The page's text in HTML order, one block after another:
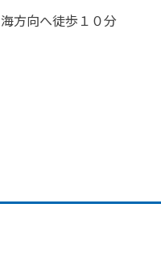
海方向へ徒歩１０分